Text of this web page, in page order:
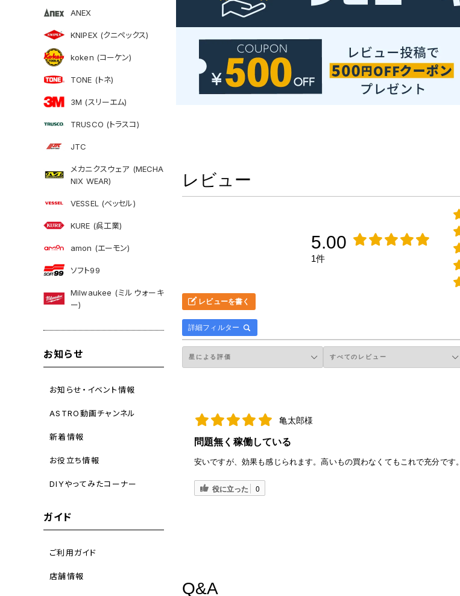
ANEX
KNIPEX (クニペックス)
koken (コーケン)
TONE (トネ)
3M (スリーエム)
TRUSCO (トラスコ)
JTC
メカニクスウェア (MECHA
NIX WEAR)
VESSEL (ベッセル)
KURE (呉工業)
amon (エーモン)
ソフト99
Milwaukee (ミルウォーキ
ー)
お知らせ
お知らせ・イベント情報
ASTRO動画チャンネル
新着情報
お役立ち情報
DIYやってみたコーナー
ガイド
ご利用ガイド
店舗情報
レビュー
5.00
1件
レビューを書く
詳細フィルター
亀太郎様
問題無く稼働している
安いですが、効果も感じられます。高いもの買わなくてもこれで充分です。
役に立った 0
Q&A